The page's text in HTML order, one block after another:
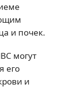
и почек.
могут
его
и